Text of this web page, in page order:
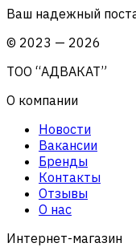
Ваш надежный
© 2023 — 2026
ТОО “АДВАКАТ”
О компании
Новости
Вакансии
Бренды
Контакты
Отзывы
О нас
Интернет-магазин